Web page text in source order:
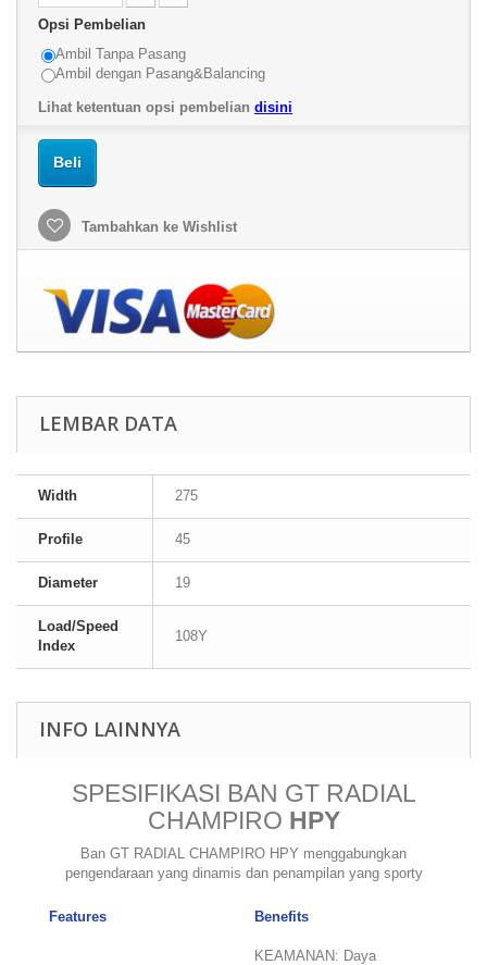
Opsi Pembelian
Ambil Tanpa Pasang
Ambil dengan Pasang&Balancing
Lihat ketentuan opsi pembelian disini
Beli
Tambahkan ke Wishlist
LEMBAR DATA
Width 275
Profile 45
Diameter 19
Load/Speed
Index
108Y
INFO LAINNYA
SPESIFIKASI BAN GT RADIAL
CHAMPIRO HPY
Ban GT RADIAL CHAMPIRO HPY menggabungkan
pengendaraan yang dinamis dan penampilan yang sporty
Features Benefits
KEAMANAN: Daya